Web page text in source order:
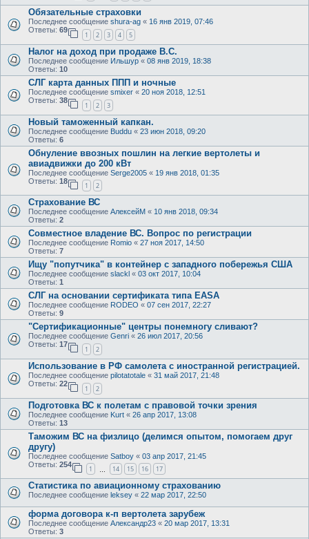
Обязательные страховки
Последнее сообщение shura-ag « 16 янв 2019, 07:46
Ответы: 69
1 2 3 4 5
Налог на доход при продаже В.С.
Последнее сообщение Ильшур « 08 янв 2019, 18:38
Ответы: 10
СЛГ карта данных ППП и ночные
Последнее сообщение smixer « 20 ноя 2018, 12:51
Ответы: 38
1 2 3
Новый таможенный капкан.
Последнее сообщение Buddu « 23 июн 2018, 09:20
Ответы: 6
Обнуление ввозных пошлин на легкие вертолеты и
авиадвижки до 200 кВт
Последнее сообщение Serge2005 « 19 янв 2018, 01:35
Ответы: 18
1 2
Страхование ВС
Последнее сообщение АлексейМ « 10 янв 2018, 09:34
Ответы: 2
Совместное владение ВС. Вопрос по регистрации
Последнее сообщение Romio « 27 ноя 2017, 14:50
Ответы: 7
Ищу "попутчика" в контейнер с западного побережья США
Последнее сообщение slackl « 03 окт 2017, 10:04
Ответы: 1
СЛГ на основании сертификата типа EASA
Последнее сообщение RODEO « 07 сен 2017, 22:27
Ответы: 9
"Сертификационные" центры понемногу сливают?
Последнее сообщение Genri « 26 июл 2017, 20:56
Ответы: 17
1 2
Использование в РФ самолета с иностранной регистрацией.
Последнее сообщение pilotatotale « 31 май 2017, 21:48
Ответы: 22
1 2
Подготовка ВС к полетам с правовой точки зрения
Последнее сообщение Kurt « 26 апр 2017, 13:08
Ответы: 13
Таможим ВС на физлицо (делимся опытом, помогаем друг
другу)
Последнее сообщение Satboy « 03 апр 2017, 21:45
Ответы: 254
1 14 15 16 17
Статистика по авиационному страхованию
Последнее сообщение leksey « 22 мар 2017, 22:50
форма договора к-п вертолета зарубеж
Последнее сообщение Александр23 « 20 мар 2017, 13:31
Ответы: 3